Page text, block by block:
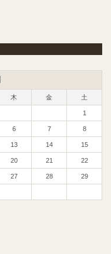
木 金 土
1
6 7 8
13 14 15
20 21 22
27 28 29